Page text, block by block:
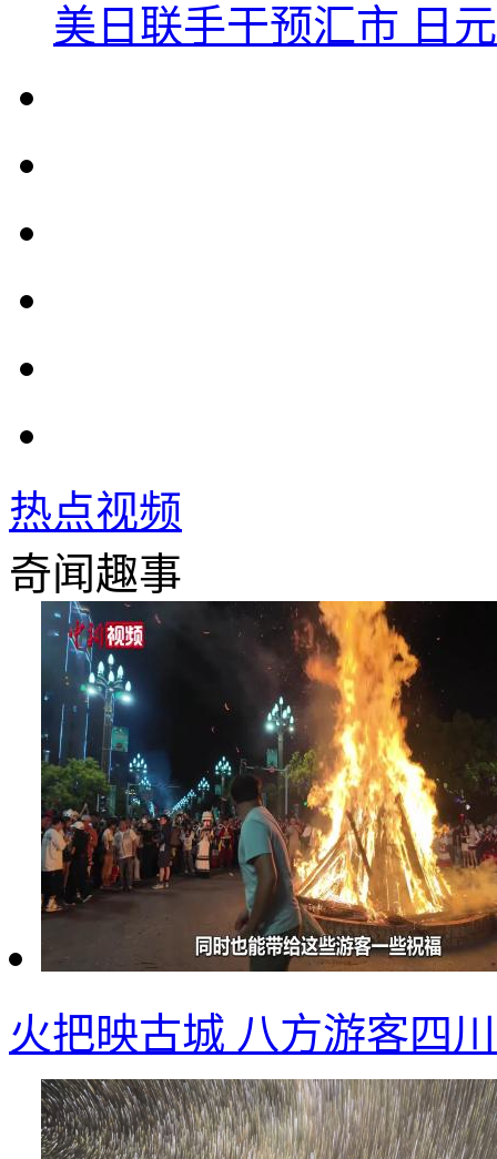
美日联手干预汇市 日
热点视频
奇闻趣事
火把映古城 八方游客四